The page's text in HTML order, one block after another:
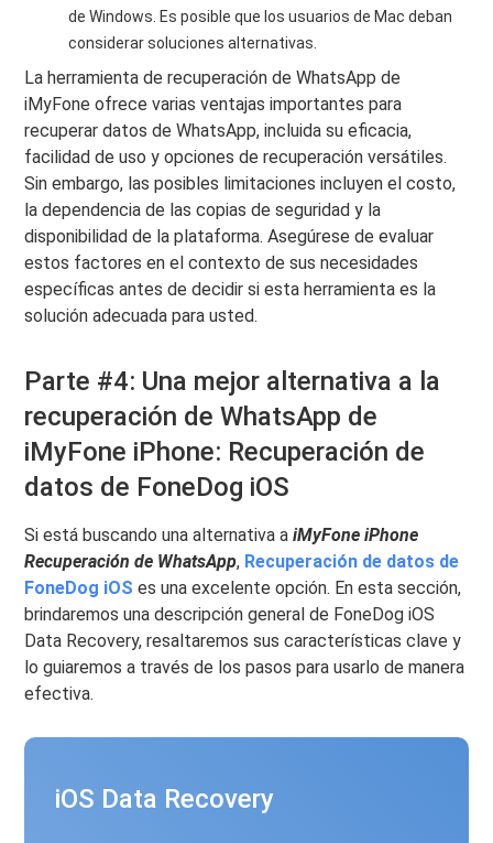
de Windows. Es posible que los usuarios de Mac deban
considerar soluciones alternativas.
La herramienta de recuperación de WhatsApp de
iMyFone ofrece varias ventajas importantes para
recuperar datos de WhatsApp, incluida su eficacia,
facilidad de uso y opciones de recuperación versátiles.
Sin embargo, las posibles limitaciones incluyen el costo,
la dependencia de las copias de seguridad y la
disponibilidad de la plataforma. Asegúrese de evaluar
estos factores en el contexto de sus necesidades
específicas antes de decidir si esta herramienta es la
solución adecuada para usted.
Parte #4: Una mejor alternativa a la
recuperación de WhatsApp de
iMyFone iPhone: Recuperación de
datos de FoneDog iOS
Si está buscando una alternativa aiMyFone iPhone
Recuperación de WhatsApp, Recuperación de datos de
FoneDog iOS es una excelente opción. En esta sección,
brindaremos una descripción general de FoneDog iOS
Data Recovery, resaltaremos sus características clave y
lo guiaremos a través de los pasos para usarlo de manera
efectiva.
iOS Data Recovery